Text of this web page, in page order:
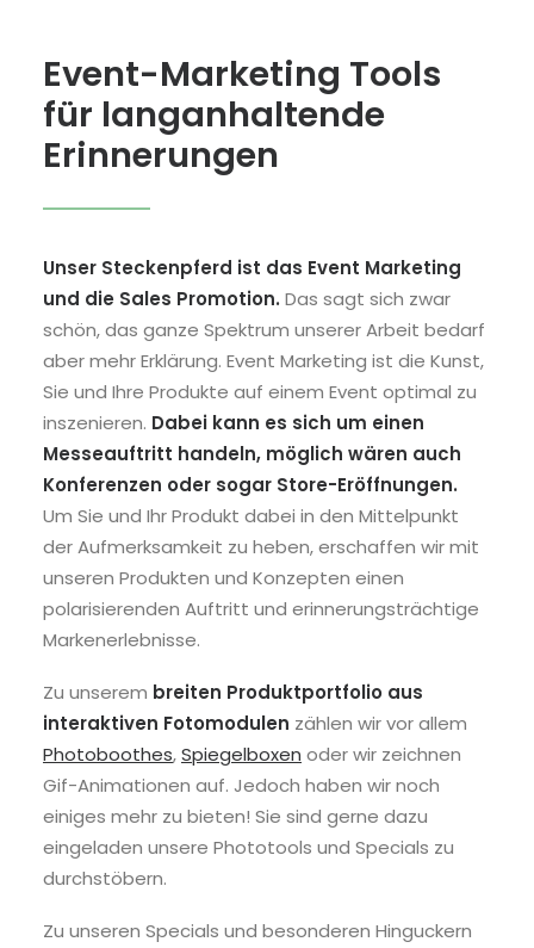
Event-Marketing Tools
für langanhaltende
Erinnerungen
Unser Steckenpferd ist das Event Marketing
und die Sales Promotion. Das sagt sich zwar
schön, das ganze Spektrum unserer Arbeit bedarf
aber mehr Erklärung. Event Marketing ist die Kunst,
Sie und Ihre Produkte auf einem Event optimal zu
inszenieren. Dabei kann es sich um einen
Messeauftritt handeln, möglich wären auch
Konferenzen oder sogar Store-Eröffnungen.
Um Sie und Ihr Produkt dabei in den Mittelpunkt
der Aufmerksamkeit zu heben, erschaffen wir mit
unseren Produkten und Konzepten einen
polarisierenden Auftritt und erinnerungsträchtige
Markenerlebnisse.
Zu unserem breiten Produktportfolio aus
interaktiven Fotomodulen zählen wir vor allem
Photoboothes,Spiegelboxen oder wir zeichnen
Gif-Animationen auf. Jedoch haben wir noch
einiges mehr zu bieten! Sie sind gerne dazu
eingeladen unsere Phototools und Specials zu
durchstöbern.
Zu unseren Specials und besonderen Hinguckern